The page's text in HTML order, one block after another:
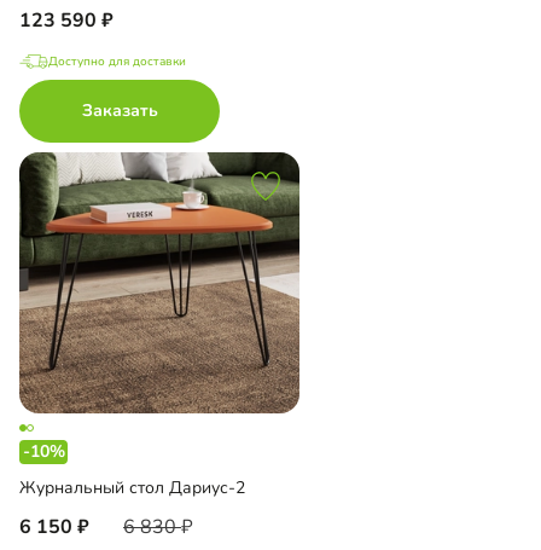
123 590
Доступно для доставки
Заказать
-10%
Журнальный стол Дариус-2
6 150 6 830